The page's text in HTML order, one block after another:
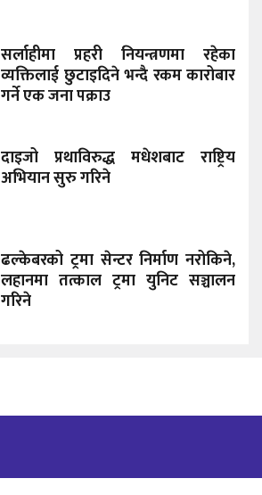
सर्लाहीमा प्रहरी नियन्त्रणमा रहेका
व्यक्तिलाई छुटाइदिने भन्दै रकम कारोबार
गर्ने एक जना पक्राउ
दाइजो प्रथाविरुद्ध मधेशबाट राष्ट्रिय
अभियान सुरु गरिने
ढल्केबरको ट्रमा सेन्टर निर्माण नरोकिने,
लहानमा तत्काल ट्रमा युनिट सञ्चालन
गरिने